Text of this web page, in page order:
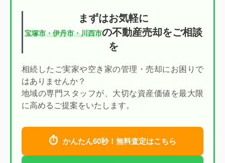
まずはお気軽に
宝塚市・伊丹市・川西市の不動産売却をご相談
を
相続したご実家や空き家の管理・売却にお困りで
はありませんか？
地域の専門スタッフが、大切な資産価値を最大限
に高めるご提案をいたします。
⏱ かんたん60秒！無料査定はこちら